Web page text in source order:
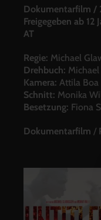
Dokumentarfilm /
Freigegeben ab 12
AT
Regie: Michael
Drehbuch:
Kamera: Attila Boa
Schnitt: Monika
Besetzung: Fiona
Dokumentarfilm /